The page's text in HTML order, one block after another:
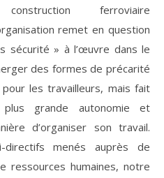
construction ferroviaire
remet en question
sécurité » à l’œuvre dans le
des formes de précarité
les travailleurs, mais fait
grande autonomie et
d’organiser son travail.
directifs menés auprès de
ressources humaines, notre